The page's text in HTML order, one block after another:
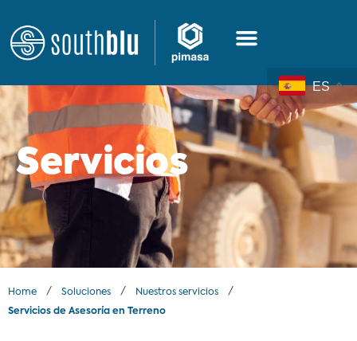
Servicios
Home / Soluciones / Nuestros servicios /
Servicios de Asesoría en Terreno
ES